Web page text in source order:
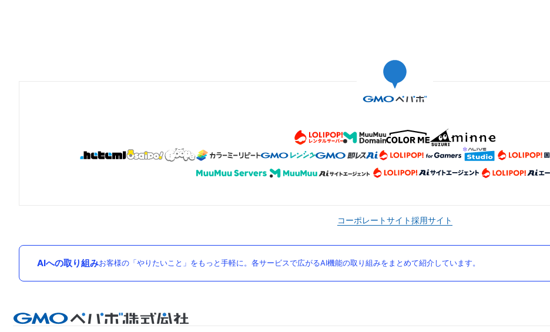
コーポレートサイト採用サイト
AIへの取り組みお客様の「やりたいこと」をもっと手軽に。各サービスで広がるAI機能の取り組みをまとめて紹介しています。